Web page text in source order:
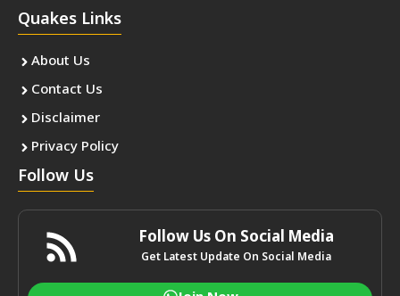
Quakes Links
About Us
Contact Us
Disclaimer
Privacy Policy
Follow Us
Follow Us On Social Media
Get Latest Update On Social Media